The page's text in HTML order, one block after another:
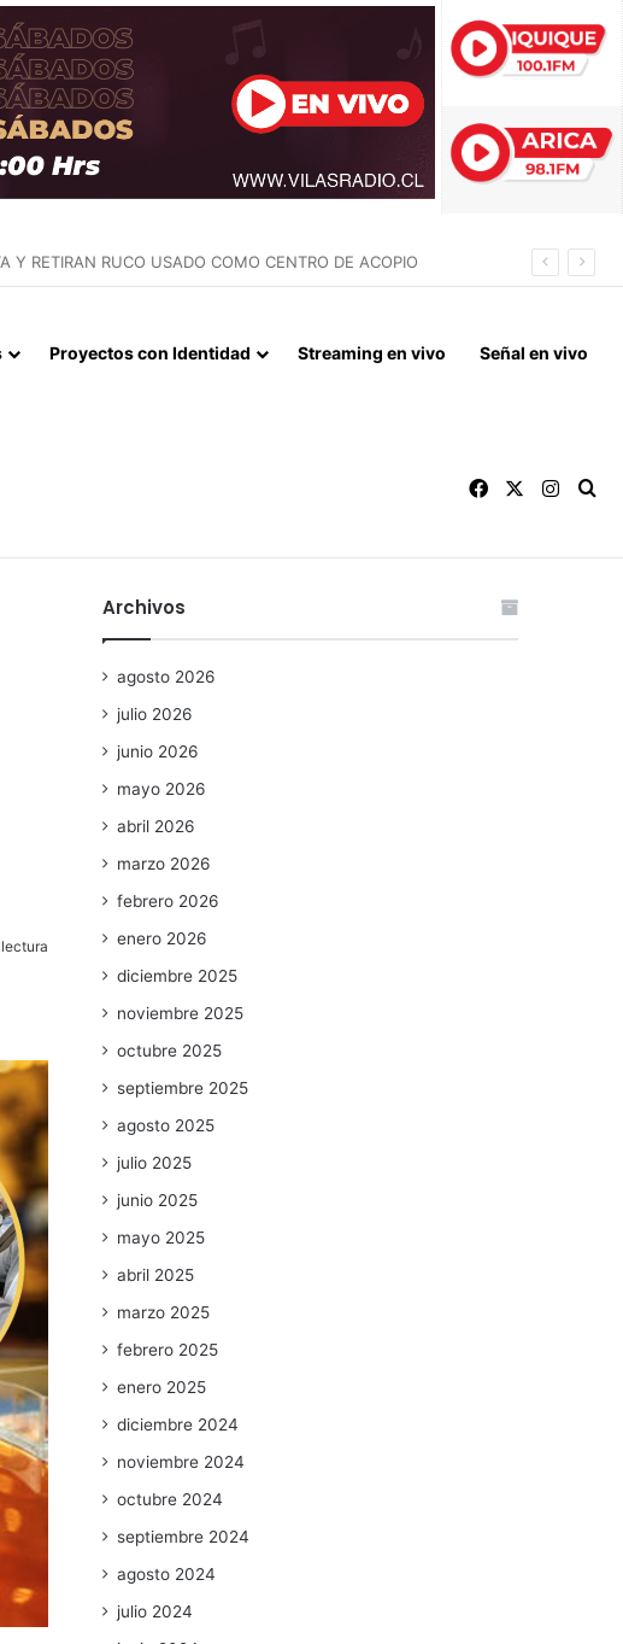
DE LIONEL MESSI
Proyectos con Identidad Streaming en vivo Señal en vivo
Facebook
Archivos
agosto 2026
julio 2026
junio 2026
mayo 2026
abril 2026
marzo 2026
febrero 2026
enero 2026
diciembre 2025
noviembre 2025
octubre 2025
septiembre 2025
agosto 2025
julio 2025
junio 2025
mayo 2025
abril 2025
marzo 2025
febrero 2025
enero 2025
diciembre 2024
noviembre 2024
octubre 2024
septiembre 2024
agosto 2024
julio 2024